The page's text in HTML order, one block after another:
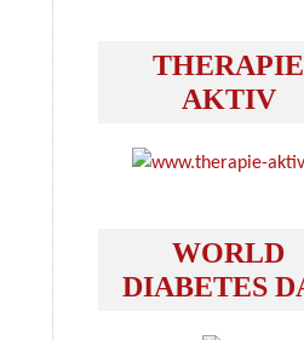
THERAPIE
AKTIV
WORLD
DIABETES